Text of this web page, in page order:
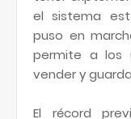
el sistema
puso en
permite a los
vender y
El récord